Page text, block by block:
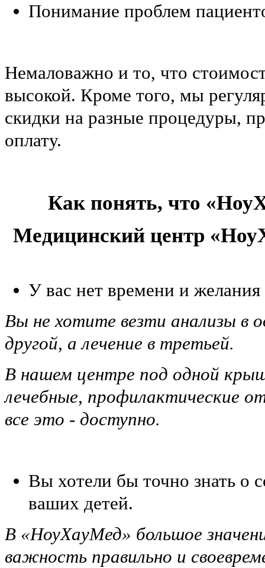
Понимание проблем
Немаловажно и то, что
высокой. Кроме того, мы
скидки на разные процедуры,
оплату.
Как понять, что
Медицинский центр
У вас нет времени и
Вы не хотите везти анализы в
другой, а лечение в третьей.
В нашем центре под одной
лечебные, профилактические
все это - доступно.
Вы хотели бы точно знать о
ваших детей.
В «НоуХауМед» большое
важность правильно и